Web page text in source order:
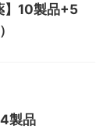
】10製品+5
製品